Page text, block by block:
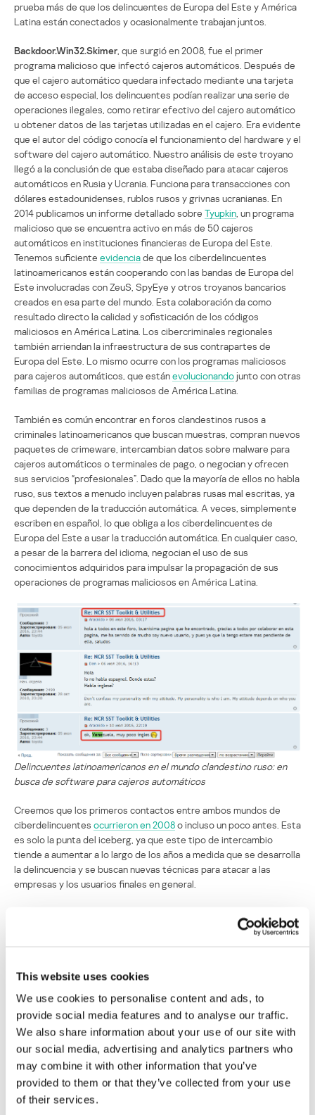
This website uses cookies
We use cookies to personalise content and ads, to
provide social media features and to analyse our traffic.
We also share information about your use of our site with
our social media, advertising and analytics partners who
may combine it with other information that you’ve
provided to them or that they’ve collected from your use
of their services.
prueba más de que los delincuentes de Europa del Este y América
Latina están conectados y ocasionalmente trabajan juntos.
Backdoor.Win32.Skimer , que surgió en 2008, fue el primer
programa malicioso que infectó cajeros automáticos. Después de
que el cajero automático quedara infectado mediante una tarjeta
de acceso especial, los delincuentes podían realizar una serie de
operaciones ilegales, como retirar efectivo del cajero automático
u obtener datos de las tarjetas utilizadas en el cajero. Era evidente
que el autor del código conocía el funcionamiento del hardware y el
software del cajero automático. Nuestro análisis de este troyano
llegó a la conclusión de que estaba diseñado para atacar cajeros
automáticos en Rusia y Ucrania. Funciona para transacciones con
dólares estadounidenses, rublos rusos y grivnas ucranianas. En
2014 publicamos un informe detallado sobre Tyupkin , un programa
malicioso que se encuentra activo en más de 50 cajeros
automáticos en instituciones financieras de Europa del Este.
Tenemos suficiente evidenciade que los ciberdelincuentes
latinoamericanos están cooperando con las bandas de Europa del
Este involucradas con ZeuS, SpyEye y otros troyanos bancarios
creados en esa parte del mundo. Esta colaboración da como
resultado directo la calidad y sofisticación de los códigos
maliciosos en América Latina. Los cibercriminales regionales
también arriendan la infraestructura de sus contrapartes de
Europa del Este. Lo mismo ocurre con los programas maliciosos
para cajeros automáticos, que estánevolucionandojunto con otras
familias de programas maliciosos de América Latina.
También es común encontrar en foros clandestinos rusos a
criminales latinoamericanos que buscan muestras, compran nuevos
paquetes de crimeware, intercambian datos sobre malware para
cajeros automáticos o terminales de pago, o negocian y ofrecen
sus servicios “profesionales”. Dado que la mayoría de ellos no habla
ruso, sus textos a menudo incluyen palabras rusas mal escritas, ya
que dependen de la traducción automática. A veces, simplemente
escriben en español, lo que obliga a los ciberdelincuentes de
Europa del Este a usar la traducción automática. En cualquier caso,
a pesar de la barrera del idioma, negocian el uso de sus
conocimientos adquiridos para impulsar la propagación de sus
operaciones de programas maliciosos en América Latina.
Delincuentes latinoamericanos en el mundo clandestino ruso: en
busca de software para cajeros automáticos
Creemos que los primeros contactos entre ambos mundos de
ciberdelincuentes ocurrieron en 2008o incluso un poco antes. Esta
es solo la punta del iceberg, ya que este tipo de intercambio
tiende a aumentar a lo largo de los años a medida que se desarrolla
la delincuencia y se buscan nuevas técnicas para atacar a las
empresas y los usuarios finales en general.
México: Ploutus: “dios de la riqueza”
abundancia y la riqueza: un niño divino capaz de dispensar sus
económico de este desenfrenado programa malicioso se ha
estimado en1 200 000 000 pesos mexicanos (64 864 864 dólares
estadounidenses), considerando que sólo en México,
aproximadamente 73 258 cajeros automáticos se han visto
comprometidos.
La primera variante de Ploutus salió a la luz el 24 de octubre de
2013, cargada en VirusTotal por un usuario mexicano desconocido,